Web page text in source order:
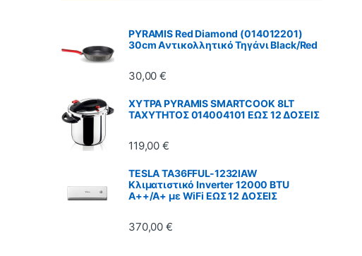
PYRAMIS Red Diamond (014012201)
30cm Aντικολλητικό Τηγάνι Black/Red
30,00€
ΧΥΤΡΑ PYRAMIS SMARTCOOK 8LT
ΤΑΧΥΤΗΤΟΣ 014004101 ΕΩΣ 12 ΔΟΣΕΙΣ
119,00€
TESLA TA36FFUL-1232IAW
Κλιματιστικό Inverter 12000 BTU
A++/A+ με WiFi ΕΩΣ 12 ΔΟΣΕΙΣ
370,00€